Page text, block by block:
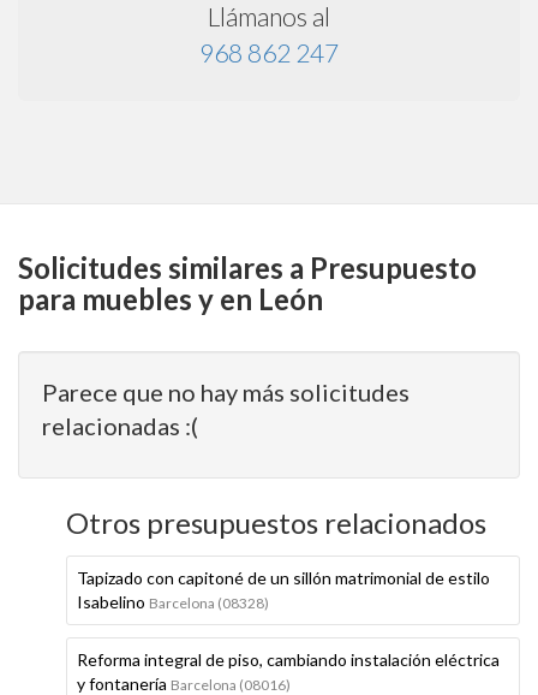
Llámanos al
968 862 247
Solicitudes similares a Presupuesto
para muebles y en León
Parece que no hay más solicitudes
relacionadas :(
Otros presupuestos relacionados
Tapizado con capitoné de un sillón matrimonial de estilo
Isabelino Barcelona (08328)
Reforma integral de piso, cambiando instalación eléctrica
y fontanería Barcelona (08016)